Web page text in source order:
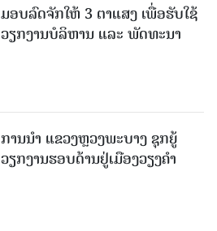
ມອບລົດຈັກໃຫ້ 3 ຕາແສງ ເພື່ອຮັບໃຊ້
ວຽກງານບໍລິຫານ ແລະ ພັດທະນາ
ການນຳ ແຂວງຫຼວງພະບາງ ຊຸກຍູ້
ວຽກງານຮອບດ້ານຢູ່ເມືອງວຽງຄໍາ